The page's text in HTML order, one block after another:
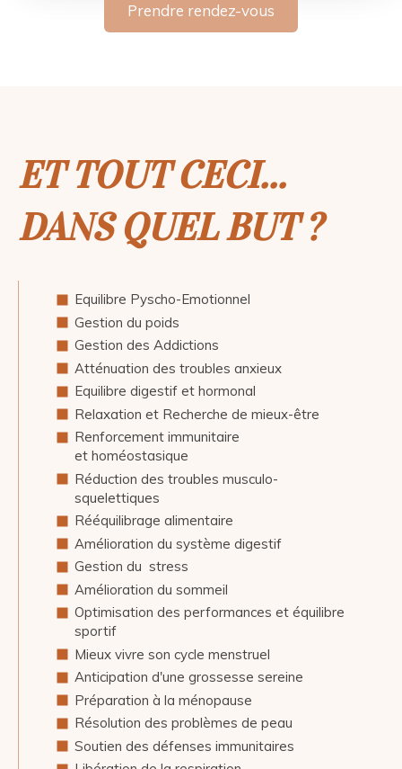
Prendre rendez-vous
ET TOUT CECI...
DANS QUEL BUT ?
Equilibre Pyscho-Emotionnel
Gestion du poids
Gestion des Addictions
Atténuation des troubles anxieux
Equilibre digestif et hormonal
Relaxation et Recherche de mieux-être
Renforcement immunitaire
et homéostasique
Réduction des troubles musculo-
squelettiques
Rééquilibrage alimentaire
Amélioration du système digestif
Gestion du stress
Amélioration du sommeil
Optimisation des performances et équilibre
sportif
Mieux vivre son cycle menstruel
Anticipation d'une grossesse sereine
Préparation à la ménopause
Résolution des problèmes de peau
Soutien des défenses immunitaires